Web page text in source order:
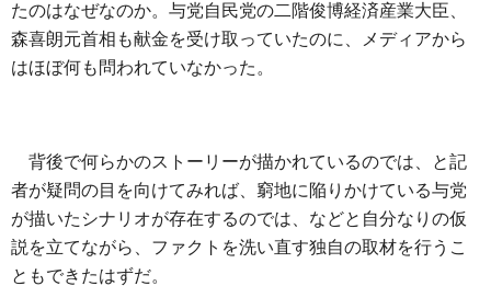
たのはなぜなのか。与党自民党の二階俊博経済産業大臣、
森喜朗元首相も献金を受け取っていたのに、メディアから
はほぼ何も問われていなかった。
背後で何らかのストーリーが描かれているのでは、と記
者が疑問の目を向けてみれば、窮地に陥りかけている与党
が描いたシナリオが存在するのでは、などと自分なりの仮
説を立てながら、ファクトを洗い直す独自の取材を行うこ
ともできたはずだ。